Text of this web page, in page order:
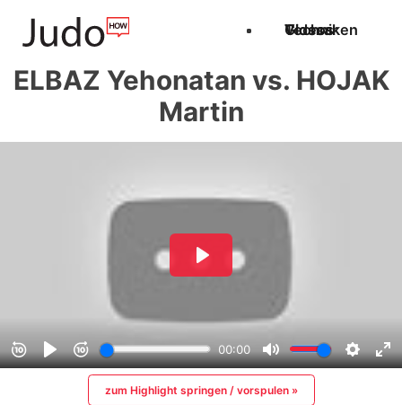
Techniken
Videos
Glossar
ELBAZ Yehonatan vs. HOJAK
Martin
zum Highlight springen / vorspulen »